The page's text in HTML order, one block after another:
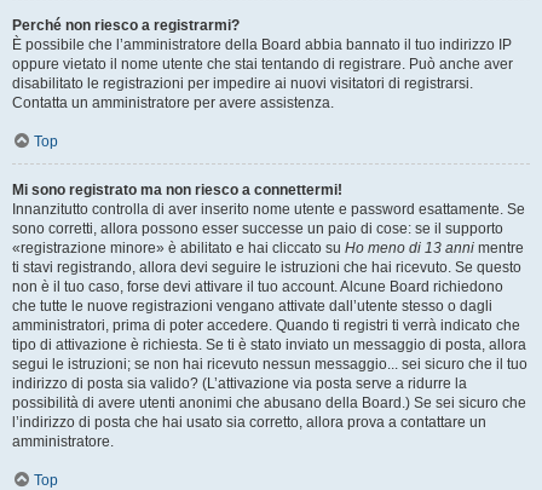
Perché non riesco a registrarmi?
È possibile che l’amministratore della Board abbia bannato il tuo indirizzo IP
oppure vietato il nome utente che stai tentando di registrare. Può anche aver
disabilitato le registrazioni per impedire ai nuovi visitatori di registrarsi.
Contatta un amministratore per avere assistenza.
Top
Mi sono registrato ma non riesco a connettermi!
Innanzitutto controlla di aver inserito nome utente e password esattamente. Se
sono corretti, allora possono esser successe un paio di cose: se il supporto
«registrazione minore» è abilitato e hai cliccato su Ho meno di 13 anni mentre
ti stavi registrando, allora devi seguire le istruzioni che hai ricevuto. Se questo
non è il tuo caso, forse devi attivare il tuo account. Alcune Board richiedono
che tutte le nuove registrazioni vengano attivate dall’utente stesso o dagli
amministratori, prima di poter accedere. Quando ti registri ti verrà indicato che
tipo di attivazione è richiesta. Se ti è stato inviato un messaggio di posta, allora
segui le istruzioni; se non hai ricevuto nessun messaggio... sei sicuro che il tuo
indirizzo di posta sia valido? (L’attivazione via posta serve a ridurre la
possibilità di avere utenti anonimi che abusano della Board.) Se sei sicuro che
l’indirizzo di posta che hai usato sia corretto, allora prova a contattare un
amministratore.
Top